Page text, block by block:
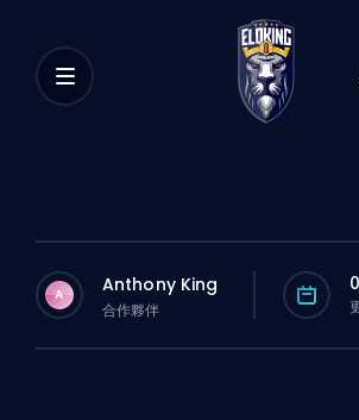
A Anthony King
合作夥伴